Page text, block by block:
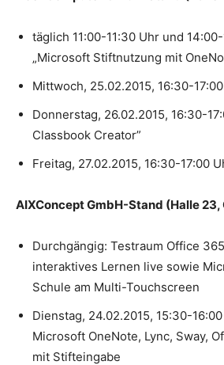
täglich 11:00-11:30 Uhr und
„Microsoft Stiftnutzung mit
Mittwoch, 25.02.2015, 16:30-
Donnerstag, 26.02.2015, 16:30-
Classbook Creator”
Freitag, 27.02.2015, 16:30-17:00
AIXConcept GmbH-Stand (Halle 23,
Durchgängig: Testraum Office
interaktives Lernen live sowie
Schule am Multi-Touchscreen
Dienstag, 24.02.2015, 15:30-
Microsoft OneNote, Lync, Sway,
mit Stifteingabe